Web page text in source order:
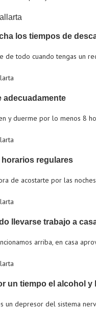
los tiempos de
de todo cuando tengas un
adecuadamente
y duerme por lo menos 8
horarios regulares
de acostarte por las
llevarse trabajo a
arriba, en casa
un tiempo el alcohol y
un depresor del sistema